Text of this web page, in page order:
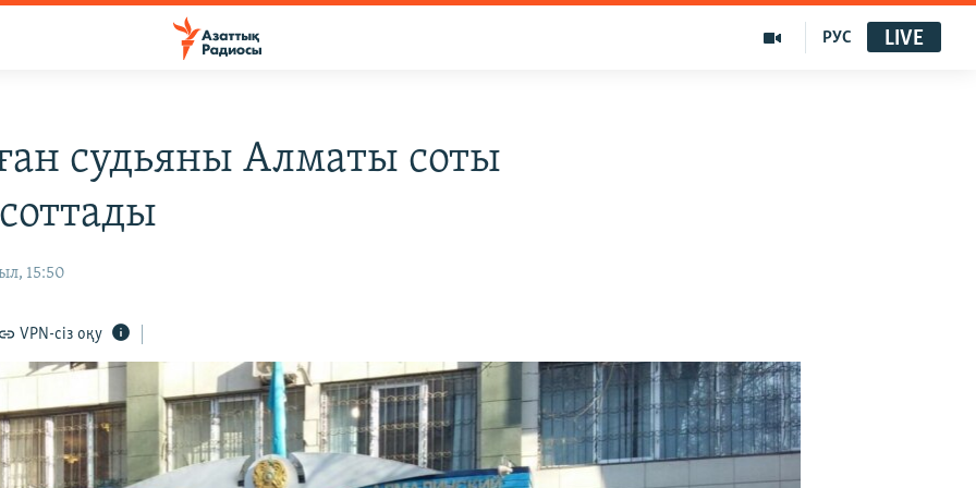
РУС LIVE
судьяны Алматы соты
15:50
VPN-сіз оқу